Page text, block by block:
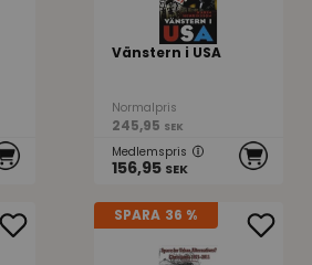
Vänstern i USA
Normalpris
245,95 SEK
Medlemspris
156,95 SEK
SPARA 36 %